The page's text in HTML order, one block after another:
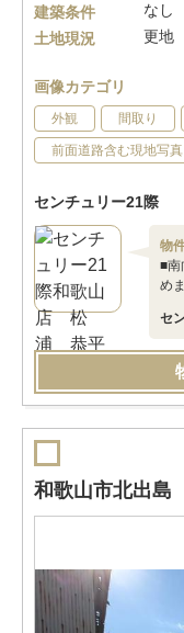
建築条件
なし
土地現況
更地
画像カテゴリ
外観 間取り
前面道路含む現地写真
センチュリー21際
物
■南
め
セ
和歌山市北出